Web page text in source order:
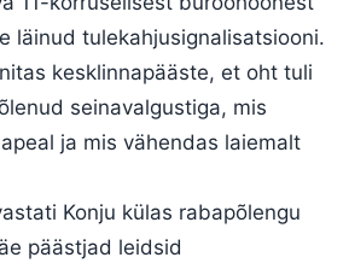
läinud tulekahjusignalisatsiooni.
kesklinnapääste, et oht tuli
seinavalgustiga, mis
ja mis vähendas laiemalt
Konju külas rabapõlengu
päästjad leidsid